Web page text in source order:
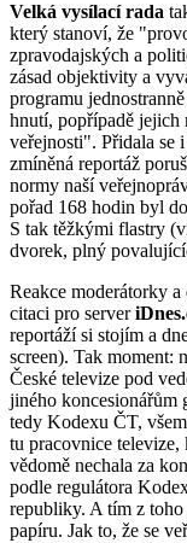
Velká vysílací rada
který stanoví, že
zpravodajských a
zásad objektivity a
programu
hnutí, popřípadě jejich
veřejnosti". Přidala se i
zmíněná reportáž
normy naší
pořad 168 hodin byl
S tak těžkými flastry
dvorek, plný
Reakce moderátorky
citaci pro server
reportáží si stojím a
screen). Tak moment:
České televize pod
jiného koncesionářům
tedy Kodexu ČT,
tu pracovnice televize,
vědomě nechala za
podle regulátora
republiky. A tím z
papíru. Jak to, že se